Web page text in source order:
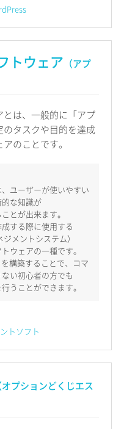
トウェア （アプ
は、一般的に「アプ
のタスクや目的を達成
のことです。
ユーザーが使いやすい
な知識が
とが出来ます。
する際に使用する
メントシステム）
ウェアの一種です。
構築することで、コマ
い初心者の方でも
うことができます。
トソフト
オプションどくじエス